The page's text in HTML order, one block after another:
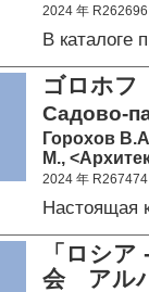
2024 年 R262696
В каталоге
ゴロホ
Садово-
Горохов
М.,
2024 年 R267474
Настоящая
「ロシ
会 ア